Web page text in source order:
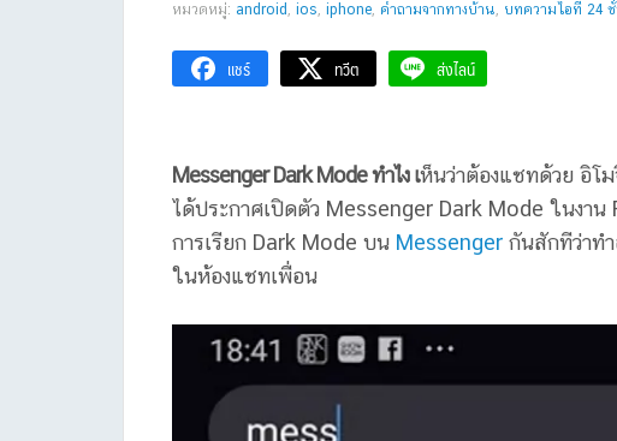
หมวดหมู่: android , ios, iphone, คำถามจากทางบ้าน, บทความไอที 24 ชั่
แชร์ ทวีต ส่งไลน์
Messenger Dark Mode ทำไง เห็นว่าต้องแชทด้วย อิโ
ได้ประกาศเปิดตัว Messenger Dark Mode ในงาน
การเรียก Dark Mode บน Messenger กันสักทีว่าท
ในห้องแชทเพื่อน